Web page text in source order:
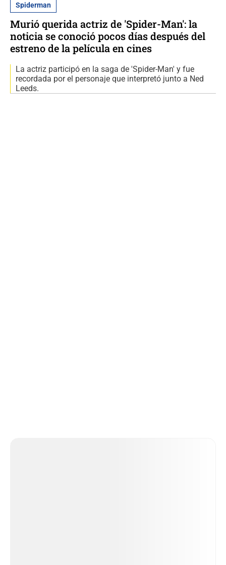
Spiderman
Murió querida actriz de 'Spider-Man': la
noticia se conoció pocos días después del
estreno de la película en cines
La actriz participó en la saga de 'Spider-Man' y fue
recordada por el personaje que interpretó junto a Ned
Leeds.